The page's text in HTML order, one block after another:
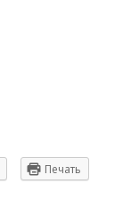
Печать